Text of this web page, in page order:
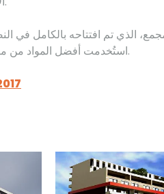
استُخدمت أفضل المواد من مصنّعين أوروبيين مرموقين.